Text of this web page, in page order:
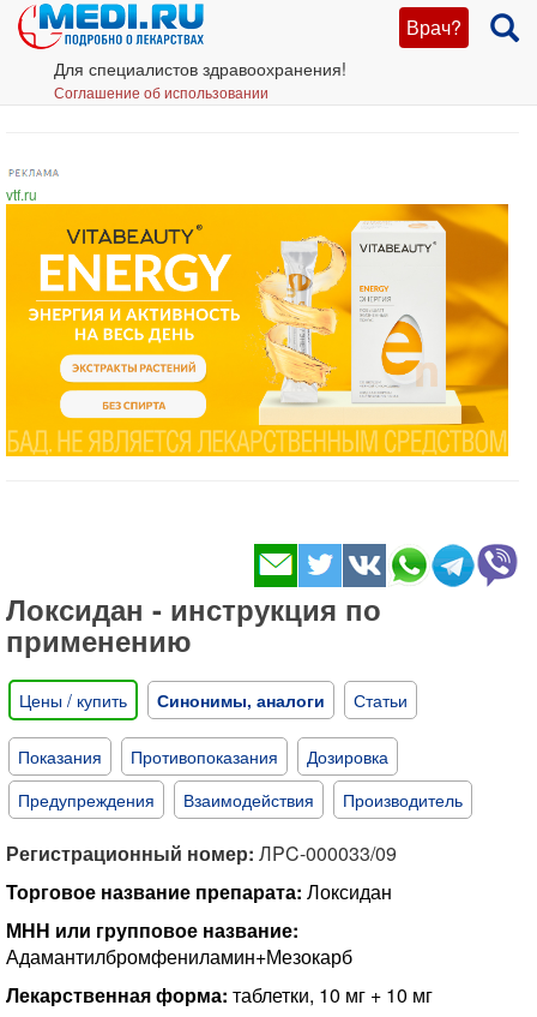
Врач?
Для специалистов здравоохранения!
Соглашение об использовании
vtf.ru
​Локсидан - инструкция по
применению
Цены / купить Синонимы, аналоги Статьи
Показания Противопоказания
Дозировка
Предупреждения
Взаимодействия Производитель
Регистрационный номер: ЛPC-000033/09
Торговое название препарата: Локсидан
МНН или групповое название:
Адамантилбромфениламин+Мезокарб
Лекарственная форма: таблетки, 10 мг + 10 мг